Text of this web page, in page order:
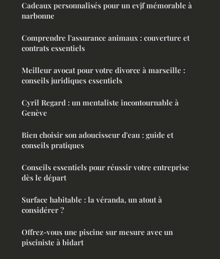
Cadeaux personnalisés pour un evjf mémorable à
narbonne
Comprendre l'assurance animaux : couverture et
contrats essentiels
Meilleur avocat pour votre divorce à marseille :
conseils juridiques essentiels
Cyril Regard : un mentaliste incontournable à
Genève
Bien choisir son adoucisseur d'eau : guide et
conseils pratiques
Conseils essentiels pour réussir votre entreprise
dès le départ
Surface habitable : la véranda, un atout à
considérer ?
Offrez-vous une piscine sur mesure avec un
pisciniste à bidart